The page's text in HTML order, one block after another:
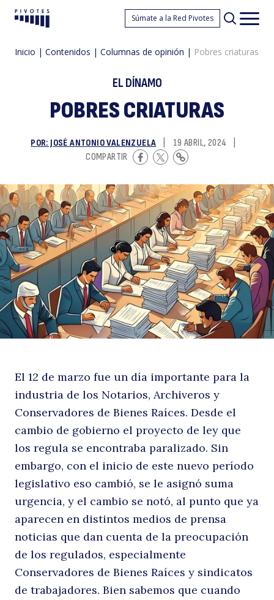
Pivotes Súmate a la Red Pivotes
Inicio | Contenidos | Columnas de opinión | Pobres criaturas
EL DÍNAMO
POBRES CRIATURAS
POR: JOSÉ ANTONIO VALENZUELA 19 ABRIL, 2024
COMPARTIR
El 12 de marzo fue un día importante para la
industria de los Notarios, Archiveros y
Conservadores de Bienes Raíces. Desde el
cambio de gobierno el proyecto de ley que
los regula se encontraba paralizado. Sin
embargo, con el inicio de este nuevo período
legislativo eso cambió, se le asignó suma
urgencia, y el cambio se notó, al punto que ya
aparecen en distintos medios de prensa
noticias que dan cuenta de la preocupación
de los regulados, especialmente
Conservadores de Bienes Raíces y sindicatos
de trabajadores. Bien sabemos que cuando